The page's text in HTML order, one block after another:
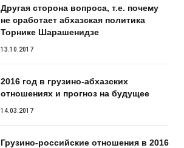
Другая сторона вопроса, т.е. почему
не сработает абхазская политика
Торнике Шарашенидзе
13.10.2017
2016 год в грузино-абхазских
отношениях и прогноз на будущее
14.03.2017
Грузино-российские отношения в 2016